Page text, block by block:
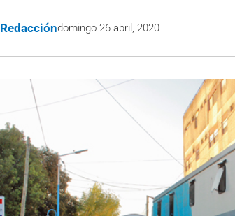
Redaccióndomingo 26 abril, 2020